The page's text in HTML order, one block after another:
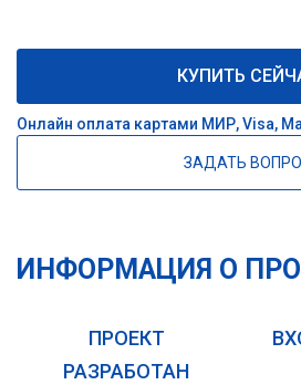
КУПИТЬ
Онлайн оплата картами МИР, Visa,
ЗАДАТЬ
ИНФОРМАЦИЯ О
ПРОЕКТ
РАЗРАБОТАН